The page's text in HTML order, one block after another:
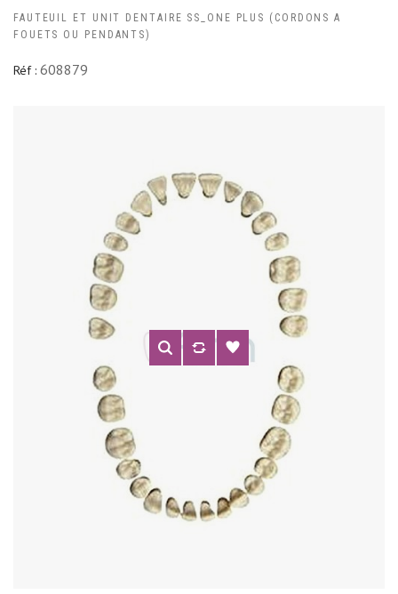
FAUTEUIL ET UNIT DENTAIRE SS_ONE PLUS (CORDONS A
FOUETS OU PENDANTS)
Réf : 608879